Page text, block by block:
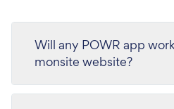
Will any POWR app
monsite website?